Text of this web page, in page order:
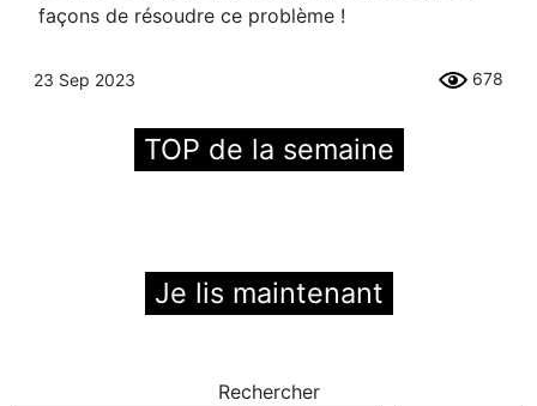
façons de résoudre ce problème !
23 Sep 2023 678
TOP de la semaine
Je lis maintenant
Rechercher